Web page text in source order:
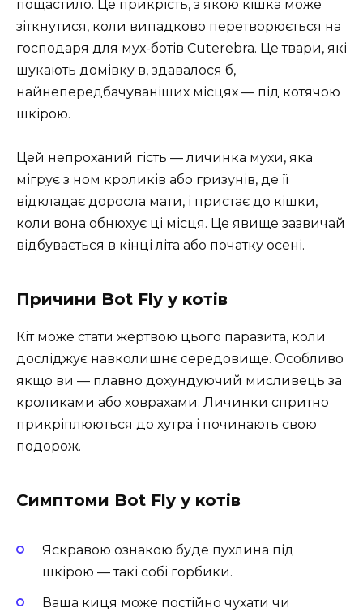
пощастило. Це прикрість, з якою кішка може
зіткнутися, коли випадково перетворюється на
господаря для мух-ботів Cuterebra. Це твари, які
шукають домівку в, здавалося б,
найнепередбачуваніших місцях — під котячою
шкірою.
Цей непроханий гість — личинка мухи, яка
мігрує з ном кроликів або гризунів, де її
відкладає доросла мати, і пристає до кішки,
коли вона обнюхує ці місця. Це явище зазвичай
відбувається в кінці літа або початку осені.
Причини Bot Fly у котів
Кіт може стати жертвою цього паразита, коли
досліджує навколишнє середовище. Особливо
якщо ви — плавно дохундуючий мисливець за
кроликами або ховрахами. Личинки спритно
прикріплюються до хутра і починають свою
подорож.
Симптоми Bot Fly у котів
Яскравою ознакою буде пухлина під
шкірою — такі собі горбики.
Ваша киця може постійно чухати чи